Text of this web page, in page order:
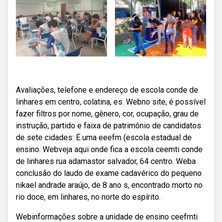
Avaliações, telefone e endereço de escola conde de
linhares em centro, colatina, es. Webno site, é possível
fazer filtros por nome, gênero, cor, ocupação, grau de
instrução, partido e faixa de patrimônio de candidatos
de sete cidades: É uma eeefm (escola estadual de
ensino. Webveja aqui onde fica a escola ceemti conde
de linhares rua adamastor salvador, 64 centro. Weba
conclusão do laudo de exame cadavérico do pequeno
nikael andrade araújo, de 8 ano s, encontrado morto no
rio doce, em linhares, no norte do espírito.
Webinformações sobre a unidade de ensino ceefmti